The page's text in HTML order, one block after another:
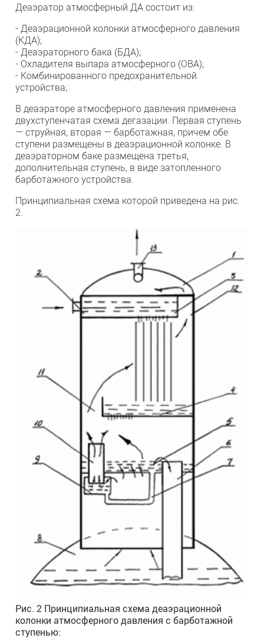
Деаэратор атмосферный ДА состоит из:
- Деаэрационной колонки атмосферного давления
(КДА);
- Деаэраторного бака (БДА);
- Охладителя выпара атмосферного (ОВА);
- Комбинированного предохранительной
устройства;
В деаэраторе атмосферного давления применена
двухступенчатая схема дегазации. Первая ступень
— струйная, вторая — барботажная, причем обе
ступени размещены в деаэрационной колонке. В
деаэраторном баке размещена третья,
дополнительная ступень, в виде затопленного
барботажного устройства.
Принципиальная схема которой приведена на рис.
2.
Рис. 2 Принципиальная схема деаэрационной
колонки атмосферного давления с барботажной
ступенью: